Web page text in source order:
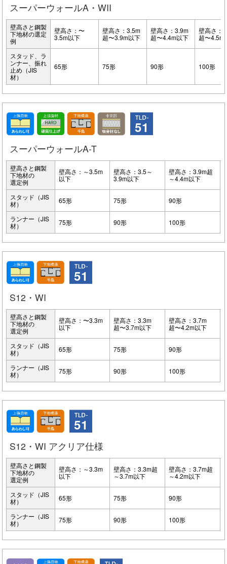
スーパーウォールA・WII
壁高さと鋼製
下地材の選定
例
壁高さ：〜
3.5m以下
壁高さ：3.5m
超〜3.9m以下
壁高さ：3.9m
超〜4.4m以下
壁高さ：
超〜4.5m
スタッド、ラ
ンナー、振れ
止め（JIS
材）
65形 75形 90形 100形
スーパーウォールA-T
51
壁高さと鋼製
下地材の
選定例
壁高さ：～3.5m
以下
壁高さ：3.5～
3.9m以下
壁高さ：3.9m超
～4.4m以下
スタッド（JIS
材）
65形 75形 90形
ランナー（JIS
材）
75形 90形 100形
S12・WI
51
壁高さと鋼製
下地材の
選定例
壁高さ：〜3.3m
以下
壁高さ：3.3m
超〜3.7m以下
壁高さ：3.7m
超〜4.2m以下
スタッド（JIS
材）
65形 75形 90形
ランナー（JIS
材）
75形 90形 100形
S12・WI アクリア仕様
51
壁高さと鋼製
下地材の
選定例
壁高さ：～3.3m
以下
壁高さ：3.3m超
～3.7m以下
壁高さ：3.7m超
～4.2m以下
スタッド（JIS
材）
65形 75形 90形
ランナー（JIS
材）
75形 90形 100形